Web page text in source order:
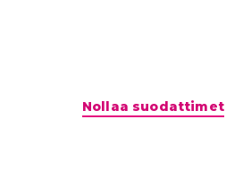
Hyppää
Nollaa suodattimet